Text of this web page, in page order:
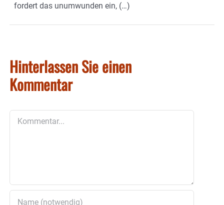
fordert das unumwunden ein, (…)
Hinterlassen Sie einen
Kommentar